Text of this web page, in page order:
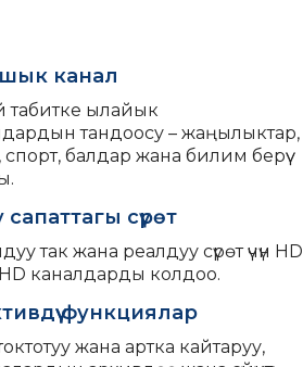
канал
табитке ылайык
тандоосу – жаңылыктар,
спорт, балдар жана билим берүү
сүрөт
так жана реалдуу сүрөт үчүн HD
каналдарды колдоо.
функциялар
токтотуу жана артка кайтаруу,